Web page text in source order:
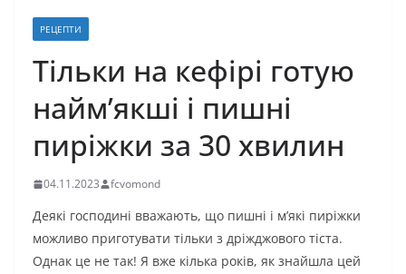
РЕЦЕПТИ
Тільки на кефірі готую
найм’якші і пишні
пиріжки за 30 хвилин
04.11.2023 fcvomond
Деякі господині вважають, що пишні і м’які пиріжки
можливо приготувати тільки з дріжджового тіста.
Однак це не так! Я вже кілька років, як знайшла цей